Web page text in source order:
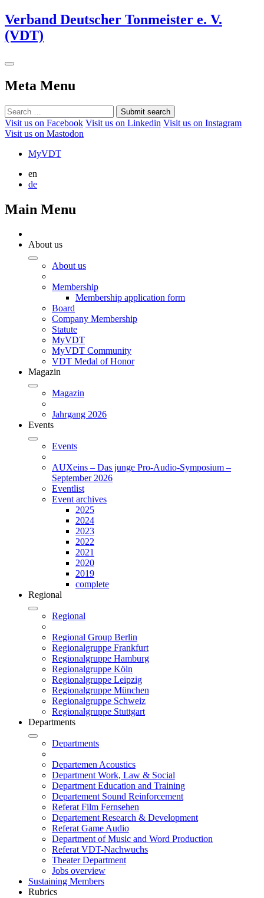
Verband Deutscher Tonmeister e. V.
(VDT)
Meta Menu
Submit search
Visit us on Facebook Visit us on Linkedin Visit us on Instagram
Visit us on Mastodon
MyVDT
en
de
Main Menu
About us
About us
Membership
Membership application form
Board
Company Membership
Statute
MyVDT
MyVDT Community
VDT Medal of Honor
Magazin
Magazin
Jahrgang 2026
Events
Events
AUXeins – Das junge Pro-Audio-Symposium –
September 2026
Eventlist
Event archives
2025
2024
2023
2022
2021
2020
2019
complete
Regional
Regional
Regional Group Berlin
Regionalgruppe Frankfurt
Regionalgruppe Hamburg
Regionalgruppe Köln
Regionalgruppe Leipzig
Regionalgruppe München
Regionalgruppe Schweiz
Regionalgruppe Stuttgart
Departments
Departments
Departemen Acoustics
Department Work, Law & Social
Department Education and Training
Departement Sound Reinforcement
Referat Film Fernsehen
Departement Research & Development
Referat Game Audio
Department of Music and Word Production
Referat VDT-Nachwuchs
Theater Department
Jobs overview
Sustaining Members
Rubrics